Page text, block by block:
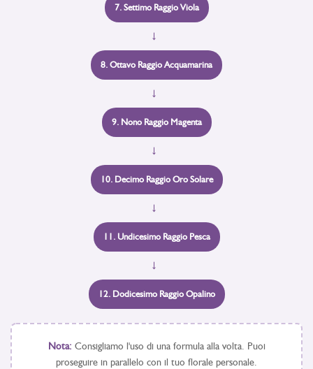
7. Settimo Raggio Viola
→
8. Ottavo Raggio Acquamarina
→
9. Nono Raggio Magenta
→
10. Decimo Raggio Oro Solare
→
11. Undicesimo Raggio Pesca
→
12. Dodicesimo Raggio Opalino
Nota: Consigliamo l'uso di una formula alla volta. Puoi
proseguire in parallelo con il tuo florale personale.